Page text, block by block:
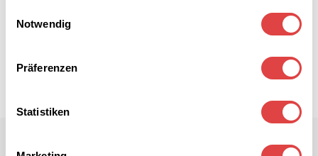
Notwendig
Präferenzen
Statistiken